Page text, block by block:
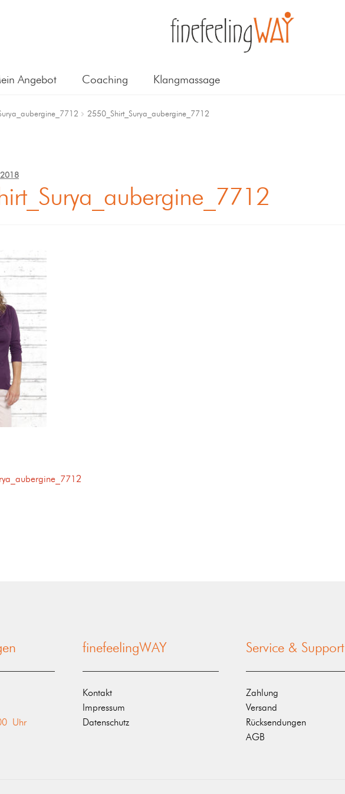
Angebot Coaching Klangmassage
2550_Shirt_Surya_aubergine_7712
Uhr
finefeelingWAY
Kontakt
Impressum
Datenschutz
Service & Support
Zahlung
Versand
Rücksendungen
AGB